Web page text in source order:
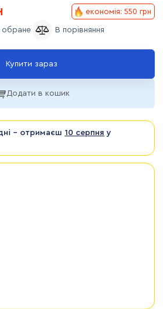
економія: 550 грн
Додати в кошик
- отримаєш 10 серпня у
Купити зараз